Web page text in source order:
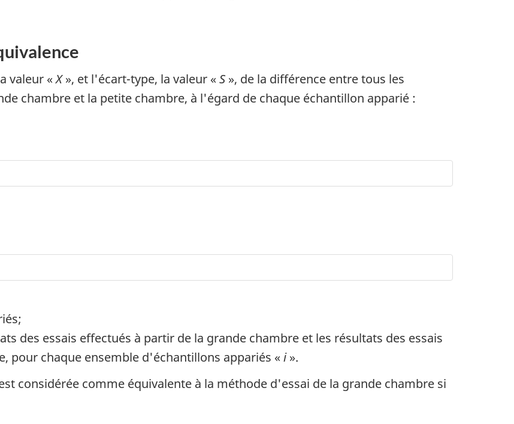
valeur «X», et l'écart-type, la valeur «S », de la différence entre tous les
chambre et la petite chambre, à l'égard de chaque échantillon apparié :
des essais effectués à partir de la grande chambre et les résultats des essais
pour chaque ensemble d'échantillons appariés «i».
considérée comme équivalente à la méthode d'essai de la grande chambre si